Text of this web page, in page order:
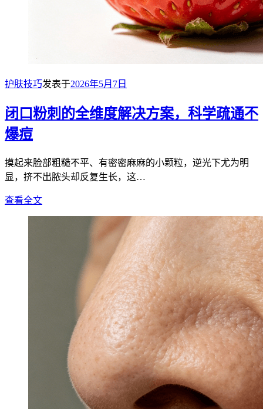
护肤技巧发表于2026年5月7日
闭口粉刺的全维度解决方案，科学疏通不
爆痘
摸起来脸部粗糙不平、有密密麻麻的小颗粒，逆光下尤为明
显，挤不出脓头却反复生长，这…
查看全文